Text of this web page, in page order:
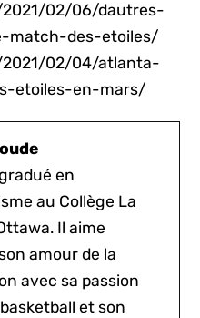
02/06/dautres-
match-des-etoiles/
02/04/atlanta-
etoiles-en-mars/
en
au Collège La
Il aime
amour de la
avec sa passion
et son